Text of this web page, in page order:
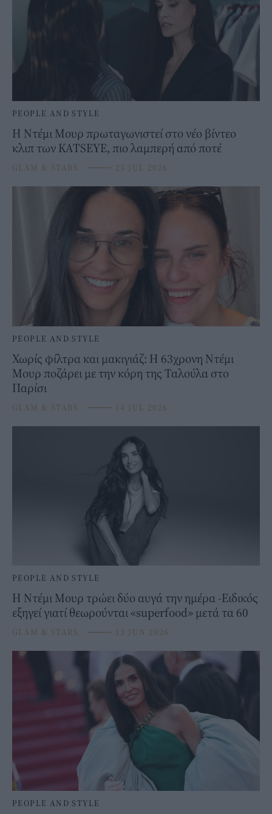
PEOPLE AND STYLE
Η Ντέμι Μουρ πρωταγωνιστεί στο νέο βίντεο
κλιπ των KATSEYE, πιο λαμπερή από ποτέ
GLAM & STARS ⸻ 25 JUL 2026
PEOPLE AND STYLE
Χωρίς φίλτρα και μακιγιάζ: Η 63χρονη Ντέμι
Μουρ ποζάρει με την κόρη της Ταλούλα στο
Παρίσι
GLAM & STARS ⸻ 14 JUL 2026
PEOPLE AND STYLE
Η Ντέμι Μουρ τρώει δύο αυγά την ημέρα -Ειδικός
εξηγεί γιατί θεωρούνται «superfood» μετά τα 60
GLAM & STARS ⸻ 13 JUN 2026
PEOPLE AND STYLE